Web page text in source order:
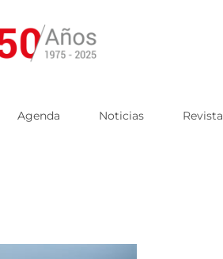
Agenda Noticias Revista